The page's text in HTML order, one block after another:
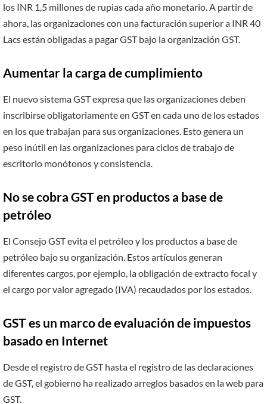
los INR 1,5 millones de rupias cada año monetario. A partir de
ahora, las organizaciones con una facturación superior a INR 40
Lacs están obligadas a pagar GST bajo la organización GST.
Aumentar la carga de cumplimiento
El nuevo sistema GST expresa que las organizaciones deben
inscribirse obligatoriamente en GST en cada uno de los estados
en los que trabajan para sus organizaciones. Esto genera un
peso inútil en las organizaciones para ciclos de trabajo de
escritorio monótonos y consistencia.
No se cobra GST en productos a base de
petróleo
El Consejo GST evita el petróleo y los productos a base de
petróleo bajo su organización. Estos artículos generan
diferentes cargos, por ejemplo, la obligación de extracto focal y
el cargo por valor agregado (IVA) recaudados por los estados.
GST es un marco de evaluación de impuestos
basado en Internet
Desde el registro de GST hasta el registro de las declaraciones
de GST, el gobierno ha realizado arreglos basados ​​​​en la web para
GST.